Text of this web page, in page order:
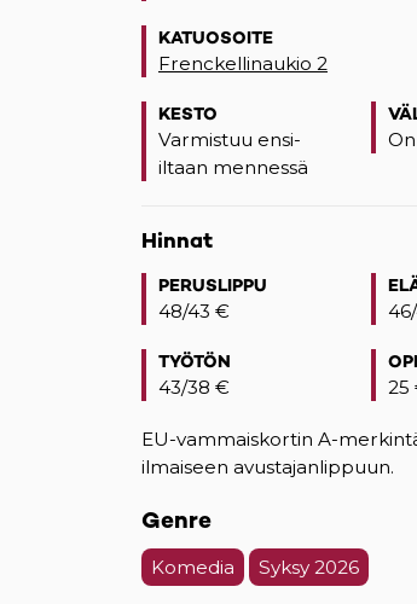
KATUOSOITE
Frenckellinaukio 2
KESTO
Varmistuu ensi-
iltaan mennessä
On
Hinnat
PERUSLIPPU
48/43 €
TYÖTÖN
43/38 € 25
EU-vammaiskortin A-
ilmaiseen avustajanlippuun.
Genre
Komedia Syksy 2026